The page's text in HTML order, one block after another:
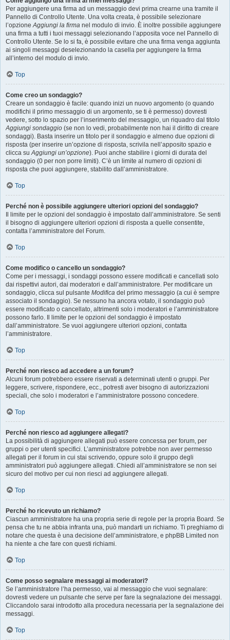
Per aggiungere una firma ad un messaggio devi prima crearne una tramite il
Pannello di Controllo Utente. Una volta creata, è possibile selezionare
l’opzioneAggiungi la firma nel modulo di invio. È inoltre possibile aggiungere
una firma a tutti i tuoi messaggi selezionando l’apposita voce nel Pannello di
Controllo Utente. Se lo si fa, è possibile evitare che una firma venga aggiunta
ai singoli messaggi deselezionando la casella per aggiungere la firma
all’interno del modulo di invio.
Top
Come creo un sondaggio?
Creare un sondaggio è facile: quando inizi un nuovo argomento (o quando
modifichi il primo messaggio di un argomento, se ti è permesso) dovresti
vedere, sotto lo spazio per l’inserimento del messaggio, un riquadro dal titolo
Aggiungi sondaggio (se non lo vedi, probabilmente non hai il diritto di creare
sondaggi). Basta inserire un titolo per il sondaggio e almeno due opzioni di
risposta (per inserire un’opzione di risposta, scrivila nell’apposito spazio e
clicca suAggiungi un’opzione). Puoi anche stabilire i giorni di durata del
sondaggio (0 per non porre limiti). C’è un limite al numero di opzioni di
risposta che puoi aggiungere, stabilito dall’amministratore.
Top
Perché non è possibile aggiungere ulteriori opzioni del sondaggio?
Il limite per le opzioni del sondaggio è impostato dall’amministratore. Se senti
il bisogno di aggiungere ulteriori opzioni di risposta a quelle consentite,
contatta l’amministratore del Forum.
Top
Come modifico o cancello un sondaggio?
Come per i messaggi, i sondaggi possono essere modificati e cancellati solo
dai rispettivi autori, dai moderatori e dall’amministratore. Per modificare un
sondaggio, clicca sul pulsante Modifica del primo messaggio (a cui è sempre
associato il sondaggio). Se nessuno ha ancora votato, il sondaggio può
essere modificato o cancellato, altrimenti solo i moderatori e l’amministratore
possono farlo. Il limite per le opzioni del sondaggio è impostato
dall’amministratore. Se vuoi aggiungere ulteriori opzioni, contatta
l’amministratore.
Top
Perché non riesco ad accedere a un forum?
Alcuni forum potrebbero essere riservati a determinati utenti o gruppi. Per
leggere, scrivere, rispondere, ecc., potresti aver bisogno di autorizzazioni
speciali, che solo i moderatori e l’amministratore possono concedere.
Top
Perché non riesco ad aggiungere allegati?
La possibilità di aggiungere allegati può essere concessa per forum, per
gruppi o per utenti specifici. L’amministratore potrebbe non aver permesso
allegati per il forum in cui stai scrivendo, oppure solo il gruppo degli
amministratori può aggiungere allegati. Chiedi all’amministratore se non sei
sicuro del motivo per cui non riesci ad aggiungere allegati.
Top
Perché ho ricevuto un richiamo?
Ciascun amministratore ha una propria serie di regole per la propria Board. Se
pensa che tu ne abbia infranta una, può mandarti un richiamo. Ti preghiamo di
notare che questa è una decisione dell’amministratore, e phpBB Limited non
ha niente a che fare con questi richiami.
Top
Come posso segnalare messaggi ai moderatori?
Se l’amministratore l’ha permesso, vai al messaggio che vuoi segnalare:
dovresti vedere un pulsante che serve per fare la segnalazione dei messaggi.
Cliccandolo sarai introdotto alla procedura necessaria per la segnalazione dei
messaggi.
Top